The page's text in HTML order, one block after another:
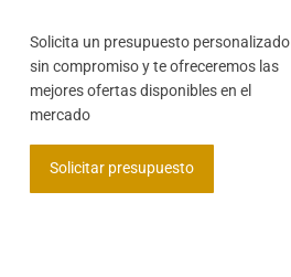
Solicita un presupuesto personalizado
sin compromiso y te ofreceremos las
mejores ofertas disponibles en el
mercado
Solicitar presupuesto